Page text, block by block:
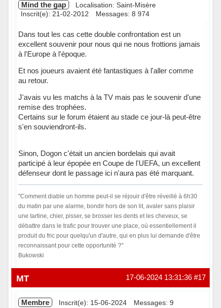
Mind the gap
Localisation: Saint-Misère
Inscrit(e): 21-02-2012
Messages: 8 974
Dans tout les cas cette double confrontation est un
excellent souvenir pour nous qui ne nous frottions jamais
à l'Europe à l'époque.
Et nos joueurs avaient été fantastiques à l'aller comme
au retour.
J'avais vu les matchs à la TV mais pas le souvenir d'une
remise des trophées.
Certains sur le forum étaient au stade ce jour-là peut-être
s'en souviendront-ils.
Sinon, Dogon c'était un ancien bordelais qui avait
participé à leur épopée en Coupe de l'UEFA, un excellent
défenseur dont le passage ici n'aura pas été marquant.
"Comment diable un homme peut-il se réjouir d'être réveillé à 6h30
du matin par une alarme, bondir hors de son lit, avaler sans plaisir
une tartine, chier, pisser, se brosser les dents et les cheveux, se
débattre dans le trafic pour trouver une place, où essentiellement il
produit du fric pour quelqu'un d'autre, qui en plus lui demande d'être
reconnaissant pour cette opportunité ?"
Bukowski
Hors ligne #17
17-06-2024 13:31:36
MT
Membre Inscrit(e): 15-06-2024 Messages: 9